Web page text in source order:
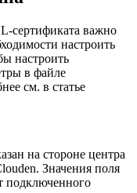
сертификата важно
настроить
настроить
в файле
см. в статье
на стороне центра
Значения поля
подключенного